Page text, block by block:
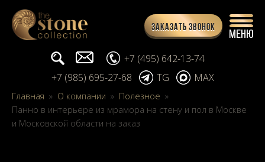
Заказать звонок
Поиск... info@stone-collection.ru
+7 (495) 642-13-74
+7 (985) 695-27-68
TG MAX
Главная » О компании » Полезное »
Панно в интерьере из мрамора на стену и пол в Москве
и Московской области на заказ